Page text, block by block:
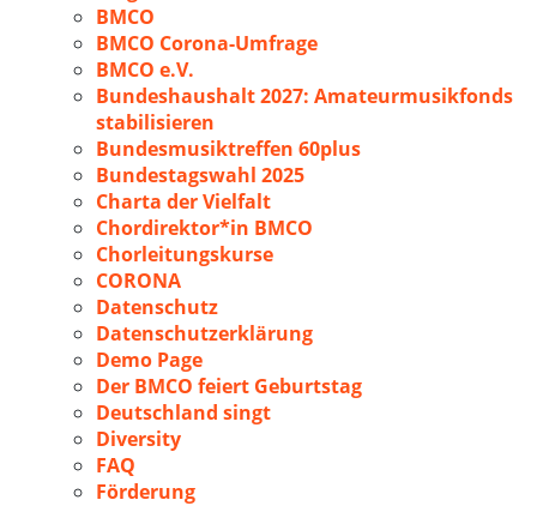
BMCO
BMCO Corona-Umfrage
BMCO e.V.
Bundeshaushalt 2027: Amateurmusikfonds
stabilisieren
Bundesmusiktreffen 60plus
Bundestagswahl 2025
Charta der Vielfalt
Chordirektor*in BMCO
Chorleitungskurse
CORONA
Datenschutz
Datenschutzerklärung
Demo Page
Der BMCO feiert Geburtstag
Deutschland singt
Diversity
FAQ
Förderung